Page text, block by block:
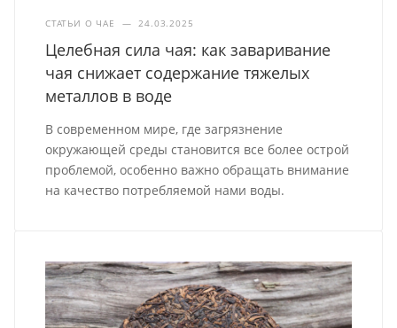
СТАТЬИ О ЧАЕ — 24.03.2025
Целебная сила чая: как заваривание
чая снижает содержание тяжелых
металлов в воде
В современном мире, где загрязнение
окружающей среды становится все более острой
проблемой, особенно важно обращать внимание
на качество потребляемой нами воды.